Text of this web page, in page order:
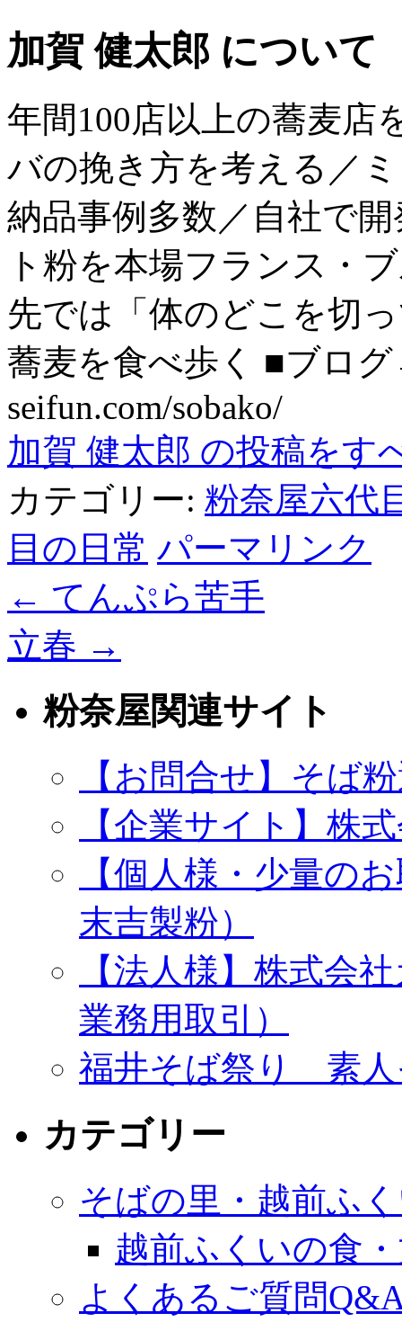
加賀 健太郎 について
年間100店以上の蕎麦店
バの挽き方を考える／
納品事例多数／自社で
ト粉を本場フランス・
先では「体のどこを切
蕎麦を食べ歩く ■ブロ
seifun.com/sobako/
加賀 健太郎 の投稿をす
カテゴリー: 粉奈屋六代
目の日常 パーマリンク
← てんぷら苦手
立春 →
粉奈屋関連サイト
【お問合せ】そば
【企業サイト】株
【個人様・少量の
末吉製粉）
【法人様】株式会
業務用取引）
福井そば祭り 素人
カテゴリー
そばの里・越前ふ
越前ふくいの食
よくあるご質問